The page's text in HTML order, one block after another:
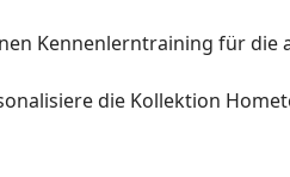
Kennenlerntraining für die
die Kollektion